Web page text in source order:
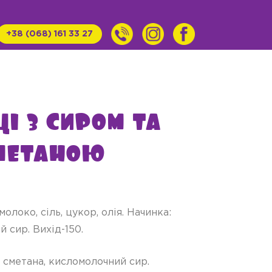
+38 (068) 161 33 27
з сиром та
сіль, цукор, олія. Начинка:
сир. Вихід-150.
кисломолочний сир.